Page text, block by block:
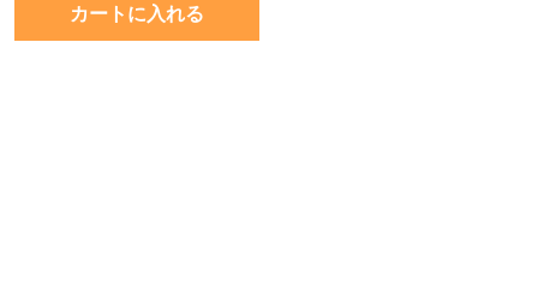
カートに入れる